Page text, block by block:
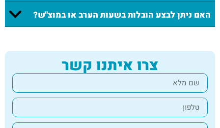
צרו איתנו קשר
האם ניתן לבצע הובלות בשעות הערב או במוצ"ש?